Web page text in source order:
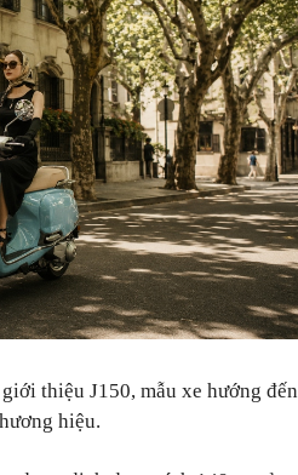
thiệu J150, mẫu xe hướng đến
hiệu.